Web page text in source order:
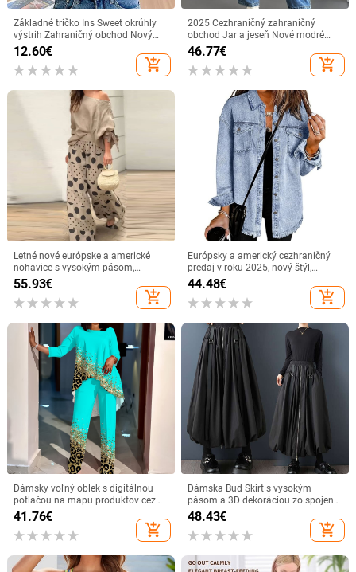
Základné tričko Ins Sweet okrúhly
výstrih Zahraničný obchod Nový
outfit Dámske potlačené módne
internetové celebrity horúce
dochádzajúce tričko s krátkym
12.60€
add_shopping_cart
2025 Cezhraničný zahraničný
obchod Jar a jeseň Nové modré
vysoké pásové voľné rovné
nohavice zoštíhľujúce univerzálne
džínsy
46.77€
add_shopping_cart
Letné nové európske a americké
nohavice s vysokým pásom,
cezhraničná móda s šikmým
golierom a odhalenými ramenami z
roku 2024, letné, s potlačou,
55.93€
add_shopping_cart
Európsky a americký cezhraničný
predaj v roku 2025, nový štýl,
košeľa s raw edge, džínsová ležérna
voľná bunda
44.48€
add_shopping_cart
Dámsky voľný oblek s digitálnou
potlačou na mapu produktov cez
hranice 2021
41.76€
add_shopping_cart
Dámska Bud Skirt s vysokým
pásom a 3D dekoráciou zo spojenia
| Dlhá sukňa, bavlna-poliester zmes
48.43€
add_shopping_cart